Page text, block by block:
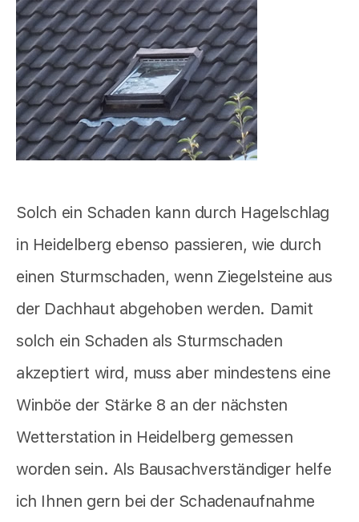
Solch ein Schaden kann durch Hagelschlag
in Heidelberg ebenso passieren, wie durch
einen Sturmschaden, wenn Ziegelsteine aus
der Dachhaut abgehoben werden. Damit
solch ein Schaden als Sturmschaden
akzeptiert wird, muss aber mindestens eine
Winböe der Stärke 8 an der nächsten
Wetterstation in Heidelberg gemessen
worden sein. Als Bausachverständiger helfe
ich Ihnen gern bei der Schadenaufnahme